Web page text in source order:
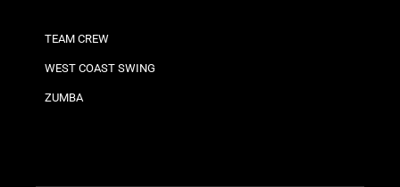
TEAM CREW
WEST COAST SWING
ZUMBA